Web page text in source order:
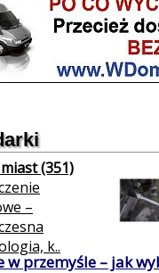
(351)
–
k..
w przemyśle – jak